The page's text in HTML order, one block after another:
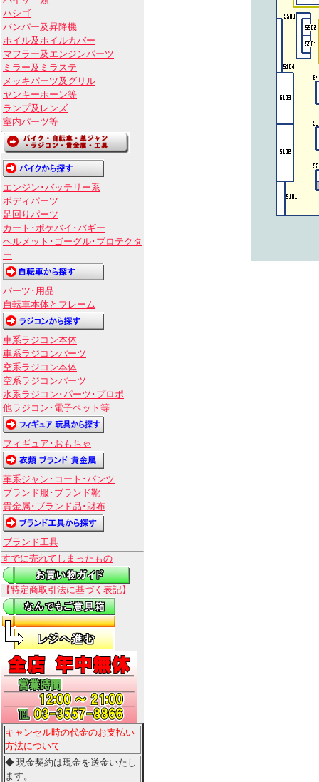
ハシゴ
バンパー及昇降機
ホイル及ホイルカバー
マフラー及エンジンパーツ
ミラー及ミラステ
メッキパーツ及グリル
ヤンキーホーン等
ランプ及レンズ
室内パーツ等
エンジン･バッテリー系
ボディパーツ
足回りパーツ
カート･ポケバイ･バギー
ヘルメット･ゴーグル･プロテクタ
ー
パーツ･用品
自転車本体とフレーム
車系ラジコン本体
車系ラジコンパーツ
空系ラジコン本体
空系ラジコンパーツ
水系ラジコン･パーツ･プロポ
他ラジコン･電子ペット等
フィギュア･おもちゃ
革系ジャン･コート･パンツ
ブランド服･ブランド靴
貴金属･ブランド品･財布
ブランド工具
すでに売れてしまったもの
【特定商取引法に基づく表記】
キャンセル時の代金のお支払い
方法について
◆ 現金契約は現金を送金いたし
ます。